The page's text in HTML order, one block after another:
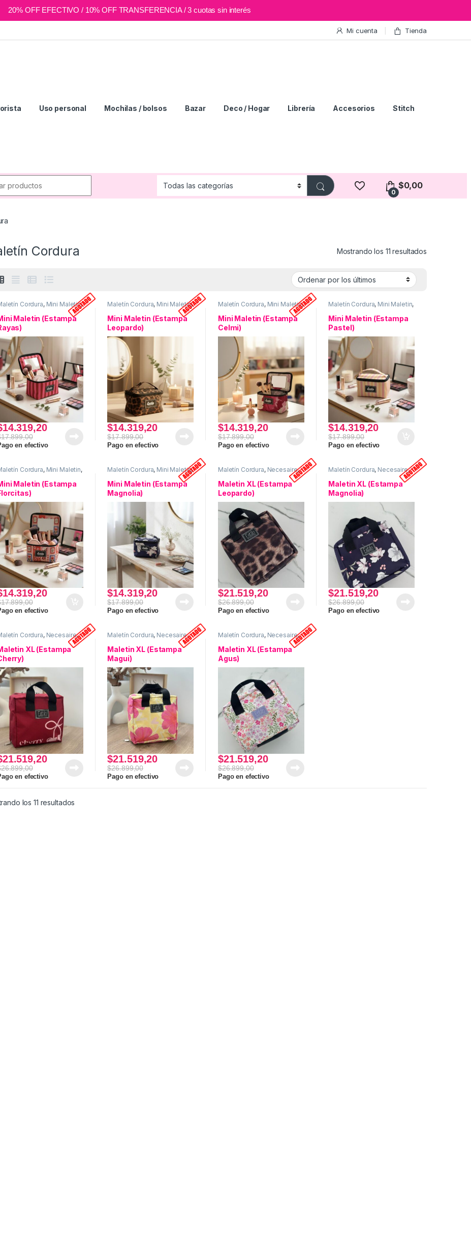
20% OFF EFECTIVO / 10% OFF TRANSFERENCIA / 3 cuotas sin interés
Mi cuenta Tienda
Uso personal Mochilas / bolsos Bazar Deco / Hogar Librería Accesorios Stitch
0
$0,00
Cordura Mostrando los 11 resultados
Cordura, Mini Maletin,
Uso personal
Maletin (Estampa
14.319,20
17.899,00
en efectivo
Maletín Cordura, Mini Maletin,
Uso personal
Mini Maletin (Estampa
Leopardo)
$14.319,20
$17.899,00
Pago en efectivo
Maletín Cordura, Mini Maletin,
Uso personal
Mini Maletin (Estampa
Celmi)
$14.319,20
$17.899,00
Pago en efectivo
Maletín Cordura, Mini Maletin,
Mini Maletin (Estampa
Pastel)
$14.319,20
$17.899,00
Pago en efectivo
Cordura, Mini Maletin,
Maletin (Estampa
14.319,20
17.899,00
en efectivo
Maletín Cordura, Mini Maletin,
Uso personal
Mini Maletin (Estampa
Magnolia)
$14.319,20
$17.899,00
Pago en efectivo
Maletín Cordura, Necesaire,
personal
Maletin XL (Estampa
Leopardo)
$21.519,20
$26.899,00
Pago en efectivo
Maletín Cordura, Necesaire,
personal
Maletin XL (Estampa
Magnolia)
$21.519,20
$26.899,00
Pago en efectivo
Cordura, Necesaire,
XL (Estampa
21.519,20
26.899,00
en efectivo
Maletín Cordura, Necesaire,
personal
Maletin XL (Estampa
Magui)
$21.519,20
$26.899,00
Pago en efectivo
Maletín Cordura, Necesaire,
personal
Maletin XL (Estampa
Agus)
$21.519,20
$26.899,00
Pago en efectivo
los 11 resultados